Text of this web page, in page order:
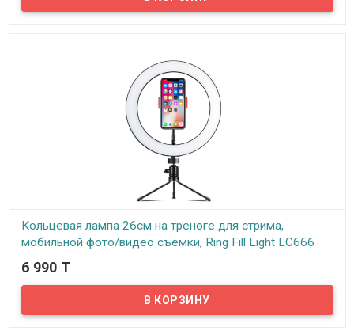
Предлагаем вам светодиодную кольцевую лампу Professional
Кольцевая лампа 26см на треноге для стрима,
мобильной фото/видео съёмки, Ring Fill Light LC666
В наличии
Светодиодная кольцевая лампа для фото и видео съемки Ring
Fill Light ZD666 – это доступное каждому профессиональное
освещение для фото и видео съемки, детальной съемки,
6 990 T